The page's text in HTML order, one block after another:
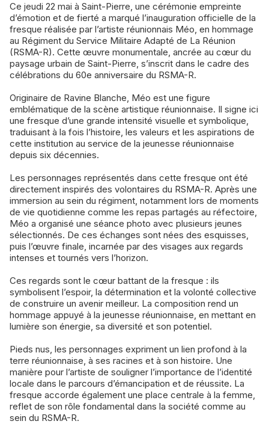
Ce jeudi 22 mai à Saint-Pierre, une cérémonie empreinte
d’émotion et de fierté a marqué l’inauguration officielle de la
fresque réalisée par l’artiste réunionnais Méo, en hommage
au Régiment du Service Militaire Adapté de La Réunion
(RSMA-R). Cette œuvre monumentale, ancrée au cœur du
paysage urbain de Saint-Pierre, s’inscrit dans le cadre des
célébrations du 60e anniversaire du RSMA-R.
Originaire de Ravine Blanche, Méo est une figure
emblématique de la scène artistique réunionnaise. Il signe ici
une fresque d’une grande intensité visuelle et symbolique,
traduisant à la fois l’histoire, les valeurs et les aspirations de
cette institution au service de la jeunesse réunionnaise
depuis six décennies.
Les personnages représentés dans cette fresque ont été
directement inspirés des volontaires du RSMA-R. Après une
immersion au sein du régiment, notamment lors de moments
de vie quotidienne comme les repas partagés au réfectoire,
Méo a organisé une séance photo avec plusieurs jeunes
sélectionnés. De ces échanges sont nées des esquisses,
puis l’œuvre finale, incarnée par des visages aux regards
intenses et tournés vers l’horizon.
Ces regards sont le cœur battant de la fresque : ils
symbolisent l’espoir, la détermination et la volonté collective
de construire un avenir meilleur. La composition rend un
hommage appuyé à la jeunesse réunionnaise, en mettant en
lumière son énergie, sa diversité et son potentiel.
Pieds nus, les personnages expriment un lien profond à la
terre réunionnaise, à ses racines et à son histoire. Une
manière pour l’artiste de souligner l’importance de l’identité
locale dans le parcours d’émancipation et de réussite. La
fresque accorde également une place centrale à la femme,
reflet de son rôle fondamental dans la société comme au
sein du RSMA-R.